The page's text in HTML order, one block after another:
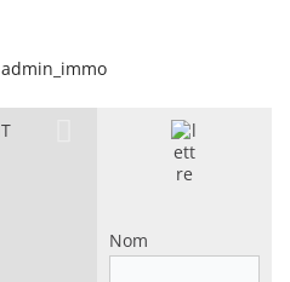
admin_immo
Nom